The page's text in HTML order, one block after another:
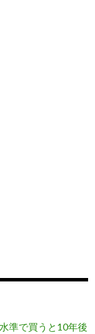
準で買うと10年後